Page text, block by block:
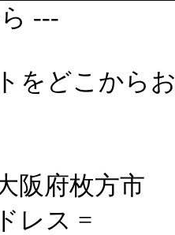
---
をどこから
阪府枚方市
レス =